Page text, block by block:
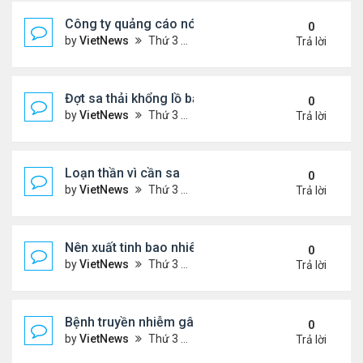
Công ty quảng cáo nói Twitter quá rủi ro
byVietNews Thứ 3 Tháng 11 15, 2022 4:56 pm
0
Trả lời
Đợt sa thải khổng lồ bắt đầu tại Amazon
byVietNews Thứ 3 Tháng 11 15, 2022 4:54 pm
0
Trả lời
Loạn thần vì cần sa
byVietNews Thứ 3 Tháng 10 25, 2022 4:45 pm
0
Trả lời
Nên xuất tinh bao nhiêu lần một tuần?
byVietNews Thứ 3 Tháng 10 25, 2022 4:24 pm
0
Trả lời
Bệnh truyền nhiễm gây chết người nhiều nhất thế
byVietNews Thứ 3 Tháng 10 25, 2022 4:19 pm
0
Trả lời